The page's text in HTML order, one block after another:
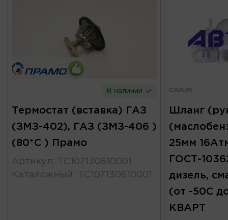
В наличии
Термостат (вставка) ГАЗ
(ЗМЗ-402), ГАЗ (ЗМЗ-406 )
(80*С ) Прамо
Артикул :
TC107130610001
Каталожный : TC107130610001
CARUM
Шланг
25мм
ГОСТ-
дизель,
(от -50С
КВАРТ